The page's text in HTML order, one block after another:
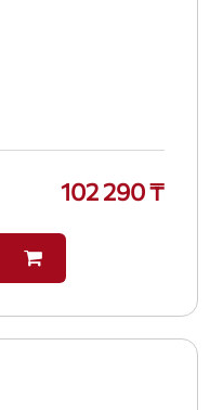
102 290 ₸